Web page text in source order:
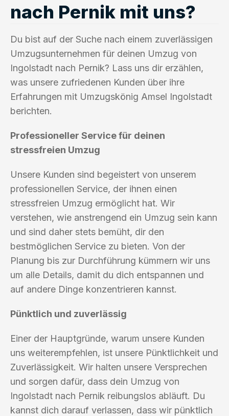
nach Pernik mit uns?
Du bist auf der Suche nach einem zuverlässigen
Umzugsunternehmen für deinen Umzug von
Ingolstadt nach Pernik? Lass uns dir erzählen,
was unsere zufriedenen Kunden über ihre
Erfahrungen mit Umzugskönig Amsel Ingolstadt
berichten.
Professioneller Service für deinen
stressfreien Umzug
Unsere Kunden sind begeistert von unserem
professionellen Service, der ihnen einen
stressfreien Umzug ermöglicht hat. Wir
verstehen, wie anstrengend ein Umzug sein kann
und sind daher stets bemüht, dir den
bestmöglichen Service zu bieten. Von der
Planung bis zur Durchführung kümmern wir uns
um alle Details, damit du dich entspannen und
auf andere Dinge konzentrieren kannst.
Pünktlich und zuverlässig
Einer der Hauptgründe, warum unsere Kunden
uns weiterempfehlen, ist unsere Pünktlichkeit und
Zuverlässigkeit. Wir halten unsere Versprechen
und sorgen dafür, dass dein Umzug von
Ingolstadt nach Pernik reibungslos abläuft. Du
kannst dich darauf verlassen, dass wir pünktlich